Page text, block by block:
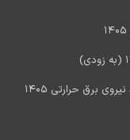
آخرین اخبار استخدام شرکت مادر تخصصی تولید نیروی برق حرارتی 1405